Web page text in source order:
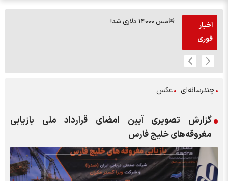
اخبار
فوری
🚨مس 14000 دلاری شد!
چندرسانه‌ای عکس
گزارش تصویری آیین امضای قرارداد ملی بازیابی
مغروقه‌های خلیج فارس